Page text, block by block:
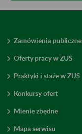
Zamówienia publiczne
Oferty pracy w ZUS
Praktyki i staże w ZUS
Konkursy ofert
Mienie zbędne
Mapa serwisu